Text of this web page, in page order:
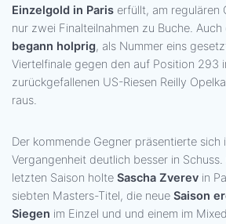
Einzelgold in Paris erfüllt, am regulären
nur zwei Finalteilnahmen zu Buche. Auch
begann holprig, als Nummer eins
Viertelfinale gegen den auf Position 293
zurückgefallenen US-Riesen Reilly
raus.
Der kommende Gegner präsentierte sich
Vergangenheit deutlich besser in
letzten Saison holte Sascha Zverev in
siebten Masters-Titel, die neue Saison
Siegen im Einzel und und einem im